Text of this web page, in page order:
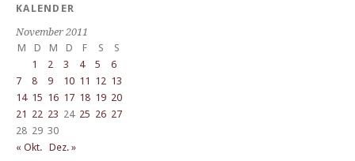
KALENDER
November 2011
M
D M D F S
S
1
2 3 4 5
6
7
8 9 10 11 12 13
14 15 16 17 18 19 20
21 22 23 24 25 26 27
28 29 30
« Okt. Dez. »